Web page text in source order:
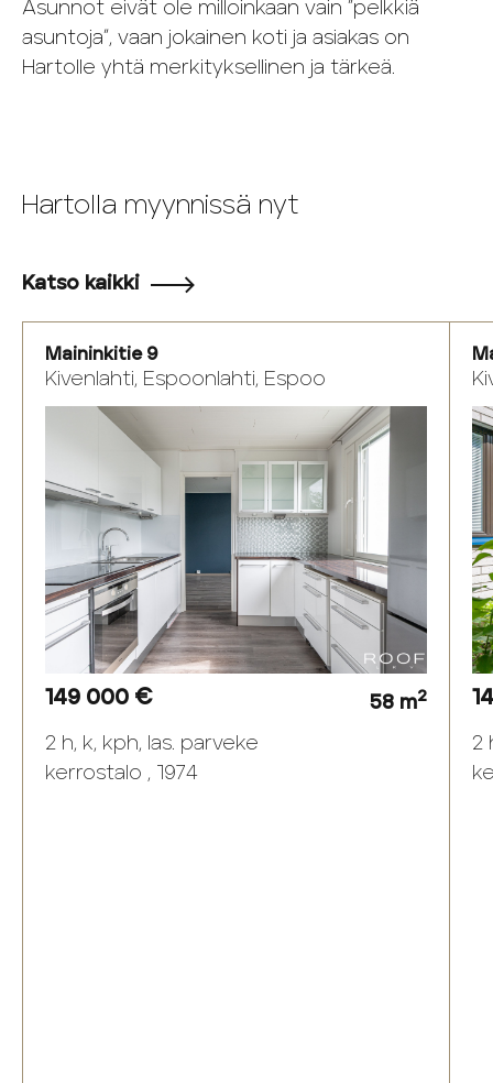
Asunnot eivät ole milloinkaan vain ”pelkkiä
asuntoja”, vaan jokainen koti ja asiakas on
Hartolle yhtä merkityksellinen ja tärkeä.
Hartolla myynnissä nyt
Katso kaikki
Maininkitie 9
Kivenlahti, Espoonlahti, Espoo
149 000 € 58 m2
2 h, k, kph, las. parveke
kerrostalo , 1974
2